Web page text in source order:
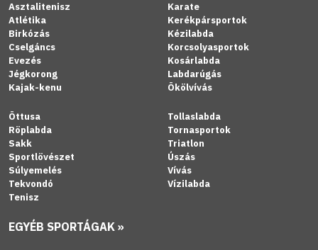
Asztalitenisz
Atlétika
Birkózás
Cselgáncs
Evezés
Jégkorong
Kajak-kenu
Karate
Kerékpársportok
Kézilabda
Korcsolyasportok
Kosárlabda
Labdarúgás
Ökölvívás
Öttusa
Röplabda
Sakk
Sportlövészet
Súlyemelés
Tekvondó
Tenisz
Tollaslabda
Tornasportok
Triatlon
Úszás
Vívás
Vízilabda
EGYÉB SPORTÁGAK »